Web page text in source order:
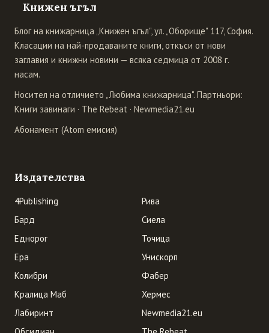
Книжен ъгъл
Блог на книжарница „Книжен ъгъл", ул. „Оборище" 117, София.
Класации на най-продаваните книги, откъси от нови
заглавия и книжни новини — всяка седмица от 2008 г.
насам.
Носител на отличието „Любима книжарница". Партньори:
Книги завинаги · The Rebeat · Newmedia21.eu
Абонамент (Atom емисия)
Издателства
4Publishing
Бард
Еднорог
Ера
Колибри
Кралица Маб
Лабиринт
Рива
Сиела
Точица
Унискорп
Фабер
Хермес
Newmedia21.eu